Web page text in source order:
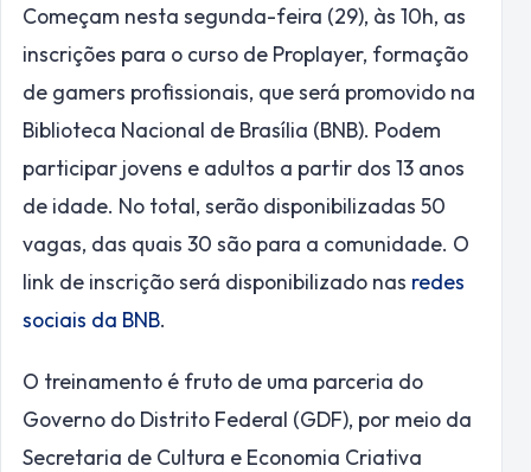
Começam nesta segunda-feira (29), às 10h, as
inscrições para o curso de Proplayer, formação
de gamers profissionais, que será promovido na
Biblioteca Nacional de Brasília (BNB). Podem
participar jovens e adultos a partir dos 13 anos
de idade. No total, serão disponibilizadas 50
vagas, das quais 30 são para a comunidade. O
link de inscrição será disponibilizado nas redes
sociais da BNB.
O treinamento é fruto de uma parceria do
Governo do Distrito Federal (GDF), por meio da
Secretaria de Cultura e Economia Criativa